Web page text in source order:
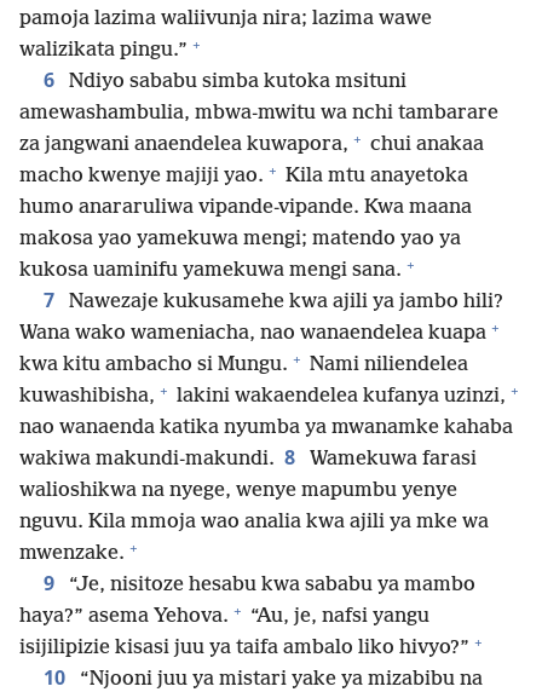
pamoja lazima waliivunja nira; lazima wawe
walizikata pingu.” +
6
Ndiyo sababu simba kutoka msituni
amewashambulia, mbwa-mwitu wa nchi tambarare
za jangwani anaendelea kuwapora, + chui anakaa
macho kwenye majiji yao. + Kila mtu anayetoka
humo anararuliwa vipande-vipande. Kwa maana
makosa yao yamekuwa mengi; matendo yao ya
kukosa uaminifu yamekuwa mengi sana. +
7
Nawezaje kukusamehe kwa ajili ya jambo hili?
Wana wako wameniacha, nao wanaendelea kuapa +
kwa kitu ambacho si Mungu. + Nami niliendelea
kuwashibisha, + lakini wakaendelea kufanya uzinzi, +
nao wanaenda katika nyumba ya mwanamke kahaba
wakiwa makundi-makundi. 8
Wamekuwa farasi
walioshikwa na nyege, wenye mapumbu yenye
nguvu. Kila mmoja wao analia kwa ajili ya mke wa
mwenzake. +
9
“Je, nisitoze hesabu kwa sababu ya mambo
haya?” asema Yehova. + “Au, je, nafsi yangu
isijilipizie kisasi juu ya taifa ambalo liko hivyo?” +
10
“Njooni juu ya mistari yake ya mizabibu na